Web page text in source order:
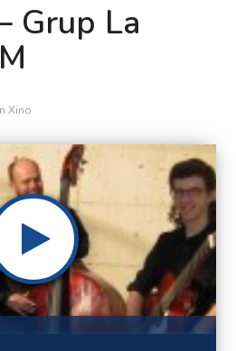
Grup La
Xino